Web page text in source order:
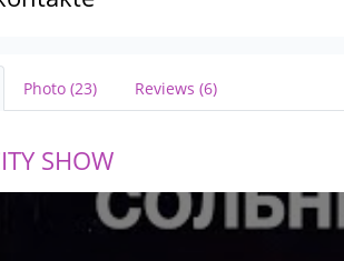
Photo (23) Reviews (6)
SHOW